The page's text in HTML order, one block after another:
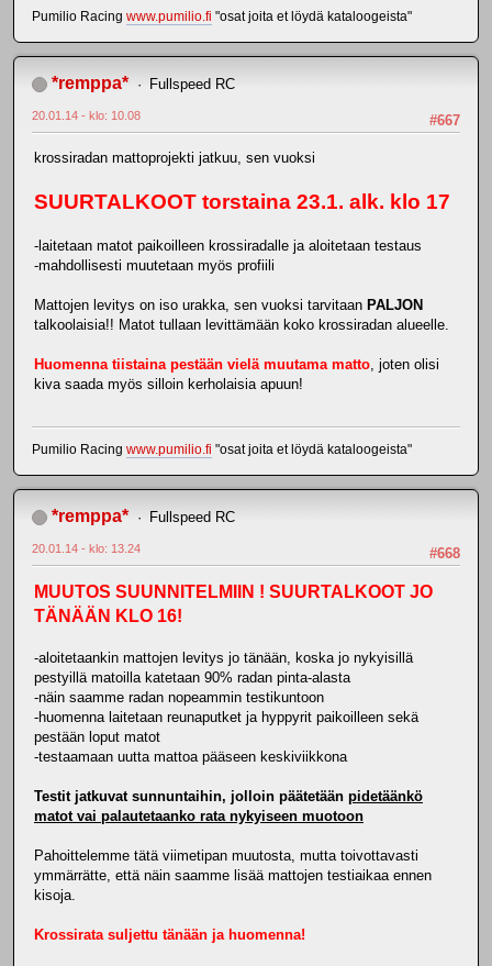
Pumilio Racing www.pumilio.fi "osat joita et löydä kataloogeista"
*remppa* Fullspeed RC
#667
20.01.14 - klo: 10.08
krossiradan mattoprojekti jatkuu, sen vuoksi
SUURTALKOOT torstaina 23.1. alk. klo 17
-laitetaan matot paikoilleen krossiradalle ja aloitetaan testaus
-mahdollisesti muutetaan myös profiili
Mattojen levitys on iso urakka, sen vuoksi tarvitaan PALJON
talkoolaisia!! Matot tullaan levittämään koko krossiradan alueelle.
Huomenna tiistaina pestään vielä muutama matto , joten olisi
kiva saada myös silloin kerholaisia apuun!
Pumilio Racing www.pumilio.fi "osat joita et löydä kataloogeista"
*remppa* Fullspeed RC
#668
20.01.14 - klo: 13.24
MUUTOS SUUNNITELMIIN ! SUURTALKOOT JO
TÄNÄÄN KLO 16!
-aloitetaankin mattojen levitys jo tänään, koska jo nykyisillä
pestyillä matoilla katetaan 90% radan pinta-alasta
-näin saamme radan nopeammin testikuntoon
-huomenna laitetaan reunaputket ja hyppyrit paikoilleen sekä
pestään loput matot
-testaamaan uutta mattoa pääseen keskiviikkona
Testit jatkuvat sunnuntaihin, jolloin päätetään pidetäänkö
matot vai palautetaanko rata nykyiseen muotoon
Pahoittelemme tätä viimetipan muutosta, mutta toivottavasti
ymmärrätte, että näin saamme lisää mattojen testiaikaa ennen
kisoja.
Krossirata suljettu tänään ja huomenna!